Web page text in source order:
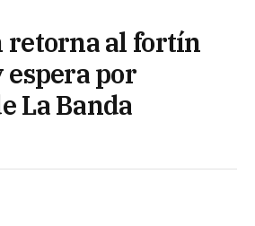
retorna al fortín
por
La Banda